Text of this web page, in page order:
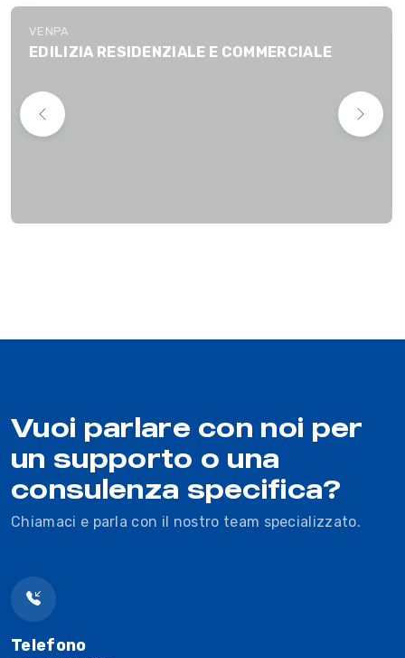
VENPA
EDILIZIA RESIDENZIALE E COMMERCIALE
Vuoi parlare con noi per
un supporto o una
consulenza specifica?
Chiamaci e parla con il nostro team specializzato.
Telefono